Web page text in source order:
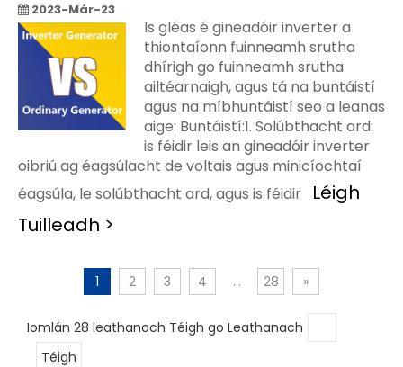
2023-Már-23
Is gléas é gineadóir inverter a
thiontaíonn fuinneamh srutha
dhírigh go fuinneamh srutha
ailtéarnaigh, agus tá na buntáistí
agus na míbhuntáistí seo a leanas
aige: Buntáistí:1. Solúbthacht ard:
is féidir leis an gineadóir inverter
oibriú ag éagsúlacht de voltais agus minicíochtaí
éagsúla, le solúbthacht ard, agus is féidir Léigh
Tuilleadh >
1 2 3 4 ... 28 »
Iomlán 28 leathanach Téigh go Leathanach
Téigh